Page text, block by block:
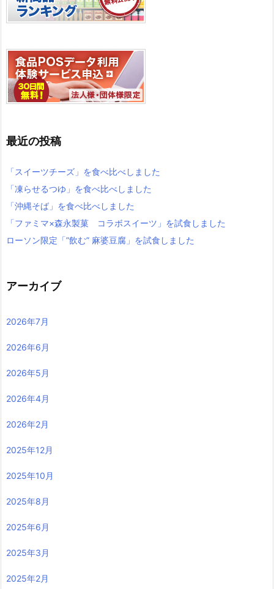
最近の投稿
「スイーツチーズ」を食べ比べしました
「凍らせるつゆ」を食べ比べしました
「沖縄そば」を食べ比べしました
「ファミマ×森永製菓 コラボスイーツ」を試食しました
ローソン限定「”飲む” 麻婆豆腐」を試食しました
アーカイブ
2026年7月
2026年6月
2026年5月
2026年4月
2026年2月
2025年12月
2025年10月
2025年8月
2025年6月
2025年3月
2025年2月